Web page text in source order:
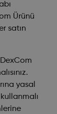
Ürünü
satın
yasal